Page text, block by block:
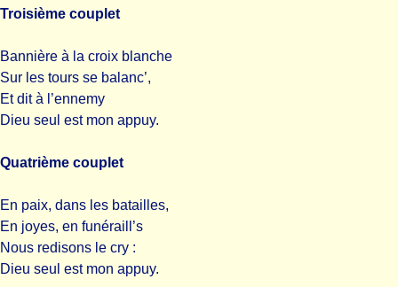
Troisième couplet
Bannière à la croix blanche
Sur les tours se balanc’,
Et dit à l’ennemy
Dieu seul est mon appuy.
Quatrième couplet
En paix, dans les batailles,
En joyes, en funéraill’s
Nous redisons le cry :
Dieu seul est mon appuy.